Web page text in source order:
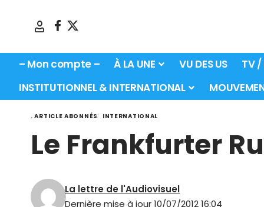
– Mon compte – À LA UNE VU DES US TV /
INSTITUTIONNEL & INTERNATIONAL
. ARTICLE ABONNÉS INTERNATIONAL
Le Frankfurter
Dernière mise à jour 10/07/2012 16:04
La lettre de l'Audiovisuel